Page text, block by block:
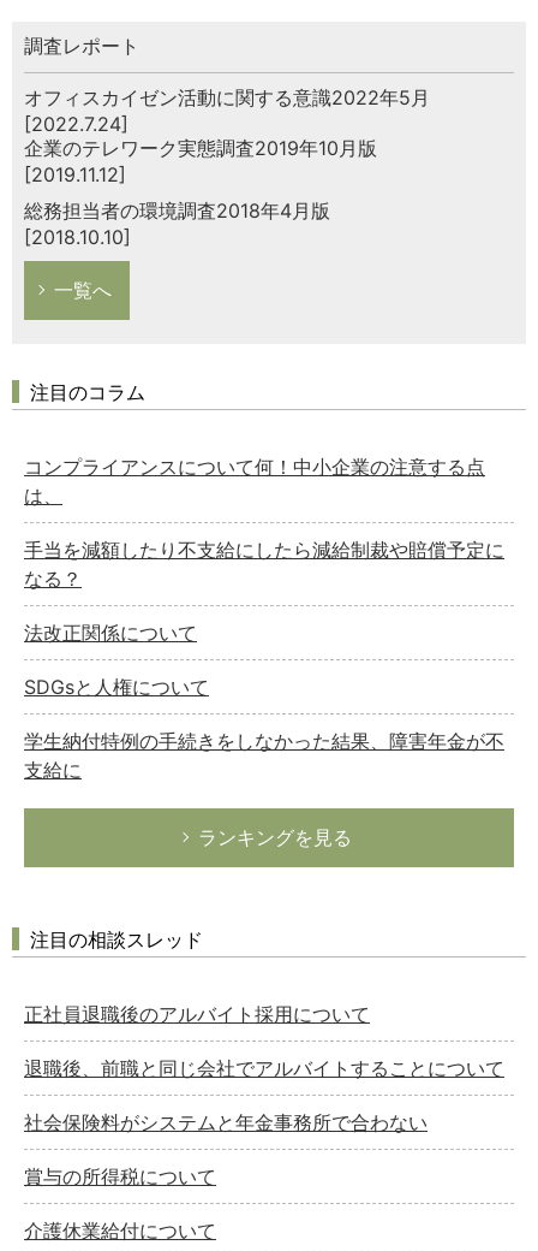
調査レポート
オフィスカイゼン活動に関する意識2022年5月
[2022.7.24]
企業のテレワーク実態調査2019年10月版
[2019.11.12]
総務担当者の環境調査2018年4月版
[2018.10.10]
一覧へ
注目のコラム
コンプライアンスについて何！中小企業の注意する点
は、
手当を減額したり不支給にしたら減給制裁や賠償予定に
なる？
法改正関係について
SDGsと人権について
学生納付特例の手続きをしなかった結果、障害年金が不
支給に
ランキングを見る
注目の相談スレッド
正社員退職後のアルバイト採用について
退職後、前職と同じ会社でアルバイトすることについて
社会保険料がシステムと年金事務所で合わない
賞与の所得税について
介護休業給付について